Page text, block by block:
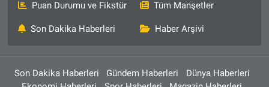
Puan Durumu ve Fikstür Tüm Manşetler
Son Dakika Haberleri Haber Arşivi
Son Dakika Haberleri Gündem Haberleri
Dünya Haberleri